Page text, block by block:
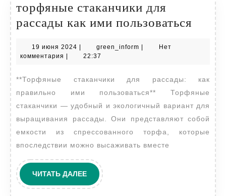
торфяные стаканчики для
рассады как ими пользоваться
как
ими
19 июня 2024 19
июня
green_inform green_inform
Нет
комментария
22:37
**Торфяные стаканчики для рассады: как
правильно ими пользоваться** Торфяные
стаканчики — удобный и экологичный вариант для
выращивания рассады. Они представляют собой
емкости из спрессованного торфа, которые
впоследствии можно высаживать вместе
ЧИТАТЬ ДАЛЕЕЧИТАТЬ
ДАЛЕЕ